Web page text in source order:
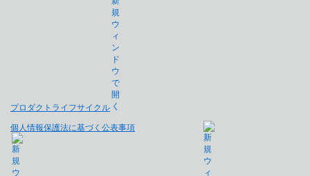
プロダクトライフサイクル
個人情報保護法に基づく公表事項